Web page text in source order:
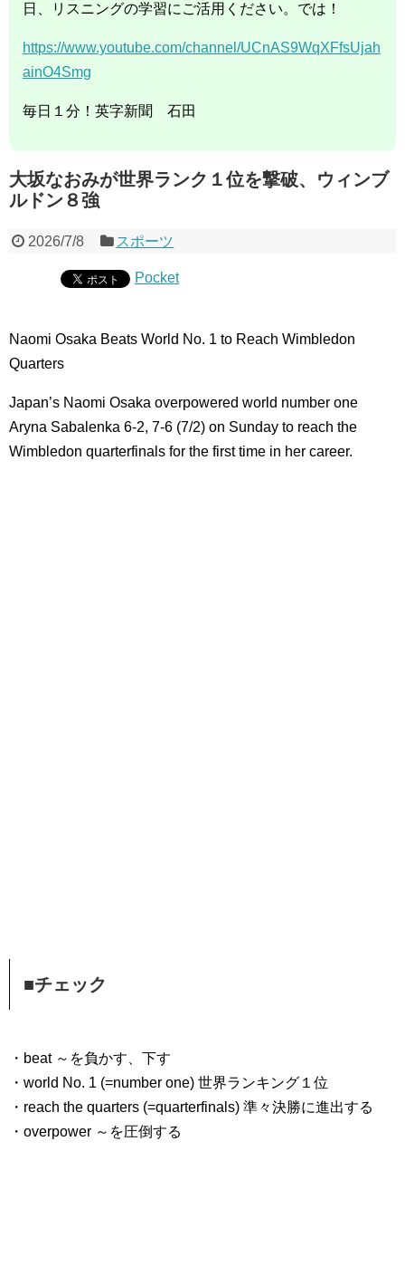
日、リスニングの学習にご活用ください。では！
https://www.youtube.com/channel/UCnAS9WqXFfsUjah
ainO4Smg
毎日１分！英字新聞 石田
大坂なおみが世界ランク１位を撃破、ウィンブ
ルドン８強
2026/7/8 スポーツ
Pocket
Naomi Osaka Beats World No. 1 to Reach Wimbledon
Quarters
Japan’s Naomi Osaka overpowered world number one
Aryna Sabalenka 6-2, 7-6 (7/2) on Sunday to reach the
Wimbledon quarterfinals for the first time in her career.
■チェック
・beat ～を負かす、下す
・world No. 1 (=number one) 世界ランキング１位
・reach the quarters (=quarterfinals) 準々決勝に進出する
・overpower ～を圧倒する